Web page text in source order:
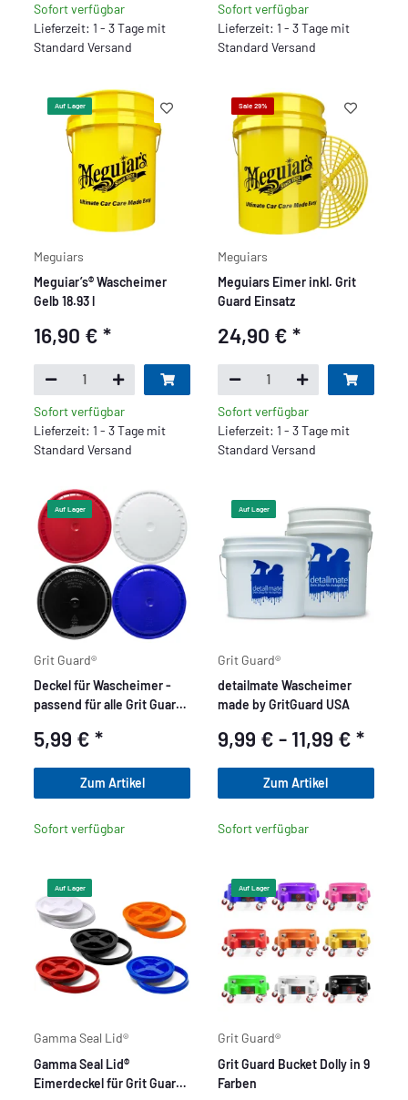
Sofort verfügbar
Lieferzeit: 1 - 3 Tage mit
Standard Versand
Sofort verfügbar
Lieferzeit: 1 - 3 Tage mit
Standard Versand
Auf Lager
Meguiars
Meguiar’s® Wascheimer
Gelb 18.93 l
16,90 €*
Sofort verfügbar
Lieferzeit: 1 - 3 Tage mit
Standard Versand
Sale 29%
Meguiars
Meguiars Eimer inkl. Grit
Guard Einsatz
24,90 € *
Sofort verfügbar
Lieferzeit: 1 - 3 Tage mit
Standard Versand
Auf Lager
Grit Guard®
Deckel für Wascheimer -
passend für alle Grit Guard
5,99 €*
Zum Artikel
Sofort verfügbar
Auf Lager
Grit Guard®
detailmate Wascheimer
made by GritGuard USA
9,99 € - 11,99 € *
Zum Artikel
Sofort verfügbar
Auf Lager
Gamma Seal Lid®
Gamma Seal Lid®
Eimerdeckel für Grit Guard
Auf Lager
Grit Guard®
Grit Guard Bucket Dolly in 9
Farben